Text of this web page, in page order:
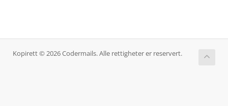
Kopirett © 2026 Codermails. Alle rettigheter er reservert.